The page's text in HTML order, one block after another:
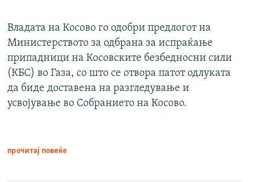
Владата на Косово го одобри предлогот на
Министерството за одбрана за испраќање
припадници на Косовските безбедносни сили
(КБС) во Газа, со што се отвора патот одлуката
да биде доставена на разгледување и
усвојување во Собранието на Косово.
прочитај повеќе